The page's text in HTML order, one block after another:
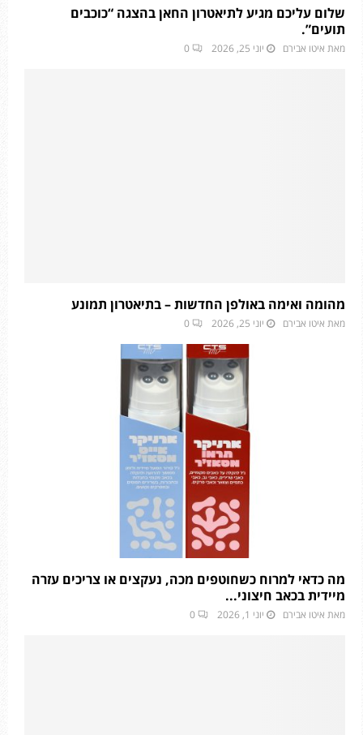
שלום עליכם מגיע לתיאטרון החאן בהצגה “כוכבים
תועים”.
מאת איטו אבירם יוני 25, 2026 0
מהומה ואימה באולפן החדשות – בתיאטרון תמונע
מאת איטו אבירם יוני 25, 2026 0
מה כדאי למרוח כשחוטפים מכה, נעקצים או צריכים עזרה
מיידית בכאב חיצוני...
מאת איטו אבירם יוני 1, 2026 0